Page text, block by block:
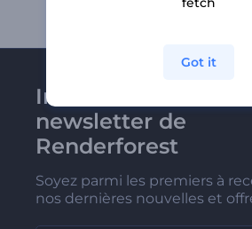
Inscrivez-vous à la
newsletter de
Renderforest
Soyez parmi les premiers à
nos dernières nouvelles et
Got it